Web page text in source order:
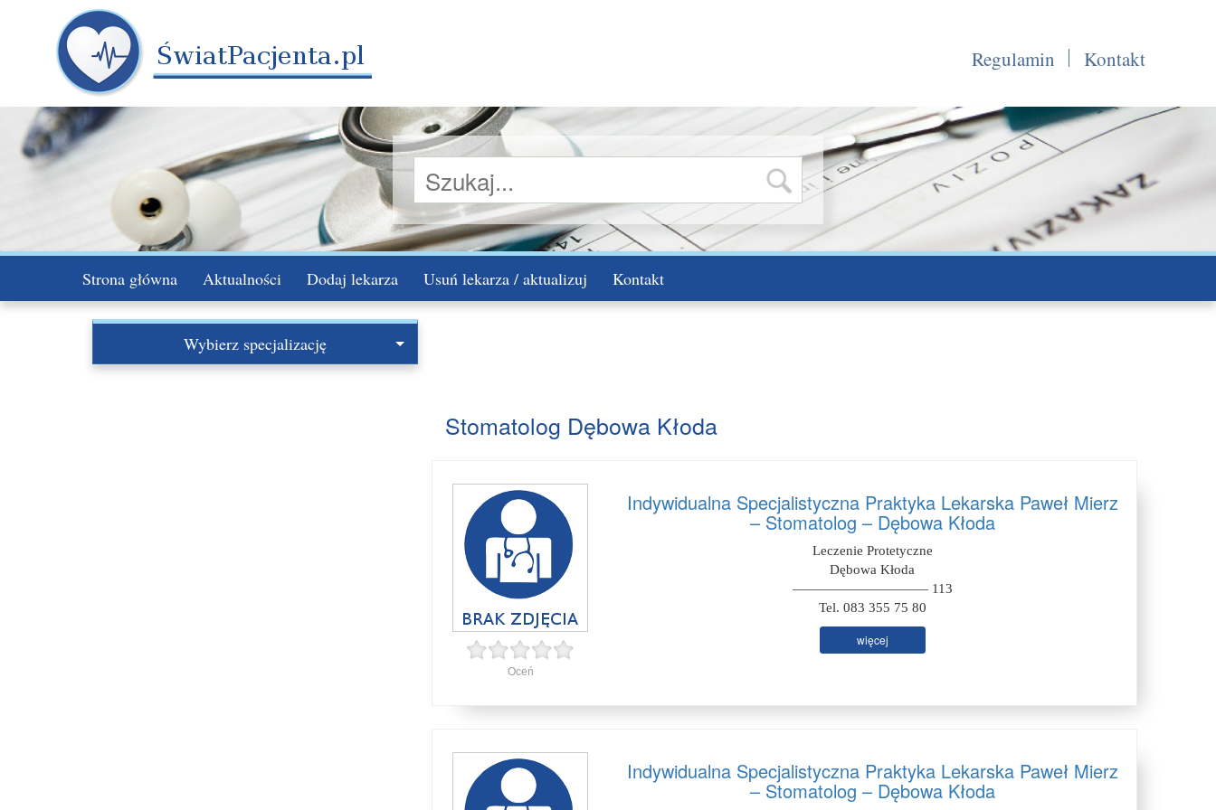
Regulamin Kontakt
Strona główna Aktualności Dodaj lekarza Usuń lekarza / aktualizuj Kontakt
Wybierz specjalizację
Stomatolog Dębowa Kłoda
Oceń
Indywidualna Specjalistyczna Praktyka Lekarska Paweł Mierz
– Stomatolog – Dębowa Kłoda
Leczenie Protetyczne
Dębowa Kłoda
—————————— 113
Tel. 083 355 75 80
więcej
Indywidualna Specjalistyczna Praktyka Lekarska Paweł Mierz
– Stomatolog – Dębowa Kłoda